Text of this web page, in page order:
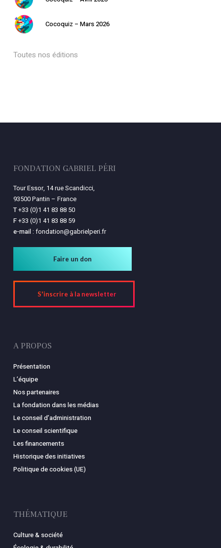
Cocoquiz – Mars 2026
Toutes nos éditions
FONDATION GABRIEL PÉRI
Tour Essor, 14 rue Scandicci,
93500 Pantin – France
T+33 (0)1 41 83 88 50
F+33 (0)1 41 83 88 59
e-mail : fondation@gabrielperi.fr
Faire un don
S'inscrire à la newsletter
A PROPOS
Présentation
L’équipe
Nos partenaires
La fondation dans les médias
Le conseil d’administration
Le conseil scientifique
Les financements
Historique des initiatives
Politique de cookies (UE)
THÉMATIQUE
Culture & société